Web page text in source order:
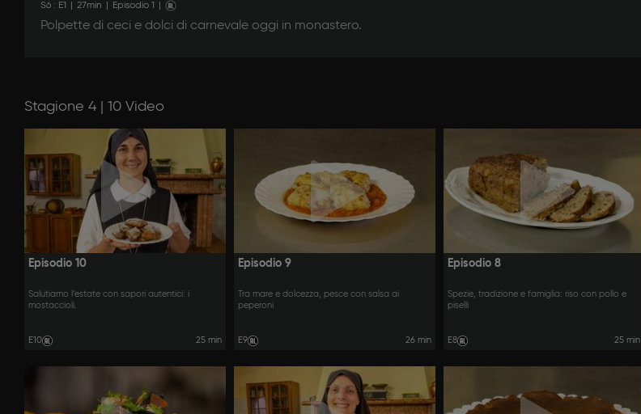
S6 : E1 27min Episodio 1
Polpette di ceci e dolci di carnevale oggi in monastero.
Stagione 4 | 10 Video
Episodio 10
Salutiamo l’estate con sapori autentici: i
mostaccioli.
E10 25 min
Episodio 9
Tra mare e dolcezza, pesce con salsa ai
peperoni
E9 26 min
Episodio 8
Spezie, tradizione e famiglia: riso con pollo e
piselli
E8 25 min